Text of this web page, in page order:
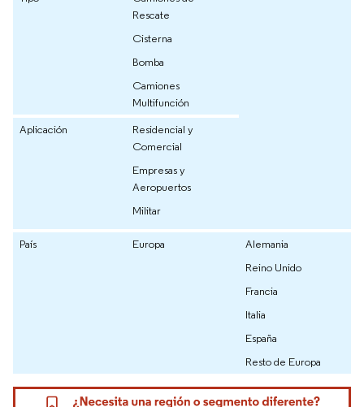
Rescate
Cisterna
Bomba
Camiones
Multifunción
Aplicación
Residencial y
Comercial
Empresas y
Aeropuertos
Militar
País Europa
Alemania
Reino Unido
Francia
Italia
España
Resto de Europa